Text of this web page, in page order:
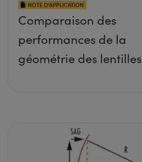
NOTE D’APPLICATION
Comparaison des
performances de la
géométrie des lentilles